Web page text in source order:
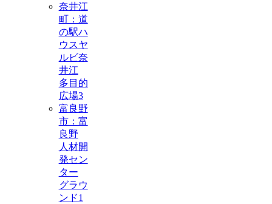
奈井江
町：道
の駅ハ
ウスヤ
ルビ奈
井江
多目的
広場3
富良野
市：富
良野
人材開
発セン
ター
グラウ
ンド1